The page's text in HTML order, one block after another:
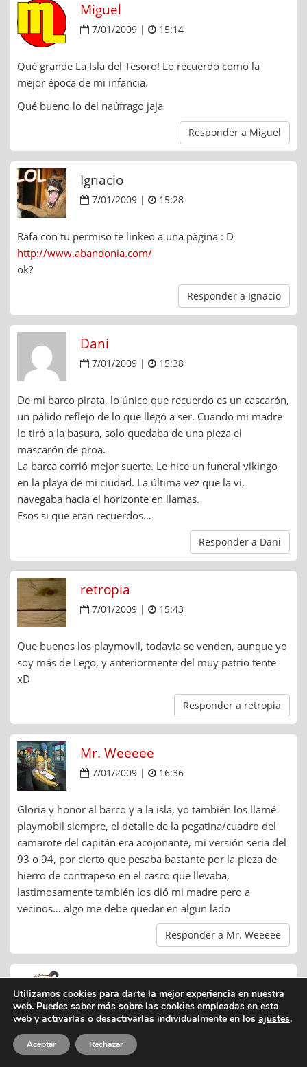
Miguel
7/01/2009 | 15:14
Qué grande La Isla del Tesoro! Lo recuerdo como la
mejor época de mi infancia.
Qué bueno lo del naúfrago jaja
Responder a Miguel
Ignacio
7/01/2009 | 15:28
Rafa con tu permiso te linkeo a una pàgina : D
http://www.abandonia.com/
ok?
Responder a Ignacio
Dani
7/01/2009 | 15:38
De mi barco pirata, lo único que recuerdo es un cascarón,
un pálido reflejo de lo que llegó a ser. Cuando mi madre
lo tiró a la basura, solo quedaba de una pieza el
mascarón de proa.
La barca corrió mejor suerte. Le hice un funeral vikingo
en la playa de mi ciudad. La última vez que la vi,
navegaba hacia el horizonte en llamas.
Esos si que eran recuerdos…
Responder a Dani
retropia
7/01/2009 | 15:43
Que buenos los playmovil, todavia se venden, aunque yo
soy más de Lego, y anteriormente del muy patrio tente
xD
Responder a retropia
Mr. Weeeee
7/01/2009 | 16:36
Gloria y honor al barco y a la isla, yo también los llamé
playmobil siempre, el detalle de la pegatina/cuadro del
camarote del capitán era acojonante, mi versión seria del
93 o 94, por cierto que pesaba bastante por la pieza de
hierro de contrapeso en el casco que llevaba,
lastimosamente también los dió mi madre pero a
vecinos… algo me debe quedar en algun lado
Responder a Mr. Weeeee
Manuel
7/01/2009 | 18:40
Yo también lo tuve… 😀
Utilizamos cookies para darte la mejor experiencia en nuestra
web. Puedes saber más sobre las cookies empleadas en esta
web y activarlas o desactivarlas individualmente en los ajustes.
Aceptar Rechazar